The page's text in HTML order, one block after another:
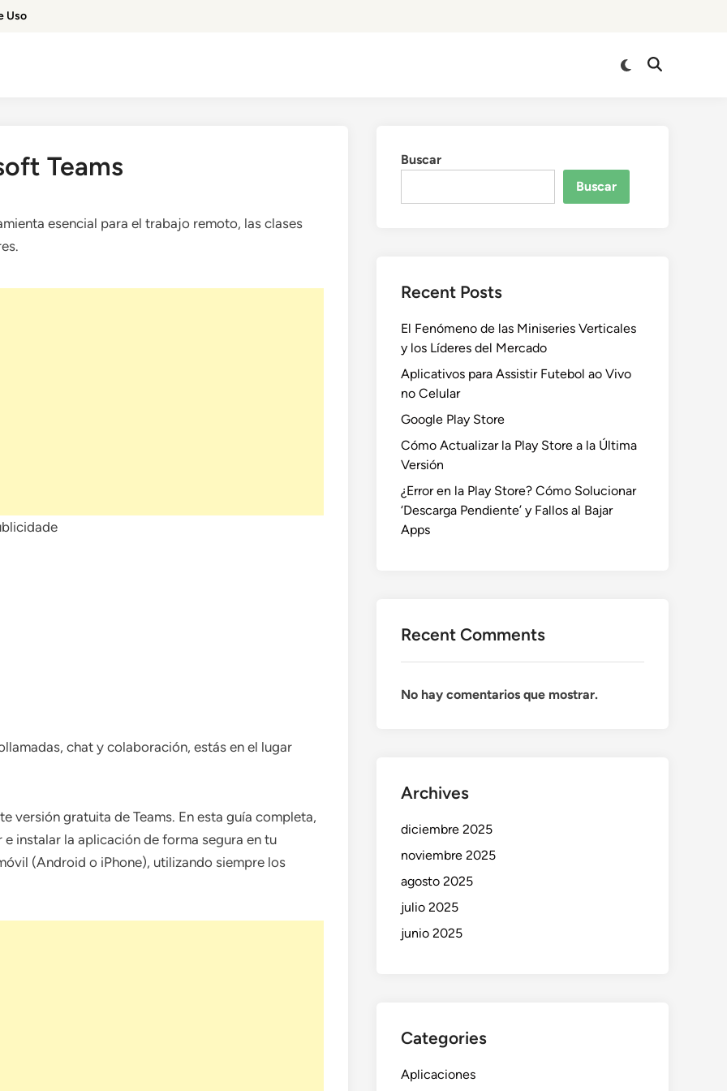
Uso
Cambiar
Abrir
Teams
esencial para el trabajo remoto, las clases
chat y colaboración, estás en el lugar
versión gratuita de Teams. En esta guía completa,
instalar la aplicación de forma segura en tu
(Android o iPhone), utilizando siempre los
Buscar
Buscar
Recent Posts
El Fenómeno de las Miniseries Verticales
y los Líderes del Mercado
Aplicativos para Assistir Futebol ao Vivo
no Celular
Google Play Store
Cómo Actualizar la Play Store a la Última
Versión
¿Error en la Play Store? Cómo Solucionar
‘Descarga Pendiente’ y Fallos al Bajar
Apps
Recent Comments
No hay comentarios que mostrar.
Archives
diciembre 2025
noviembre 2025
agosto 2025
julio 2025
junio 2025
Categories
Aplicaciones